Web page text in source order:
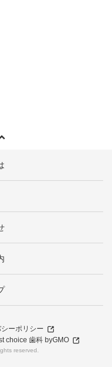
ーポリシー
choice 歯科 byGMO
reserved.